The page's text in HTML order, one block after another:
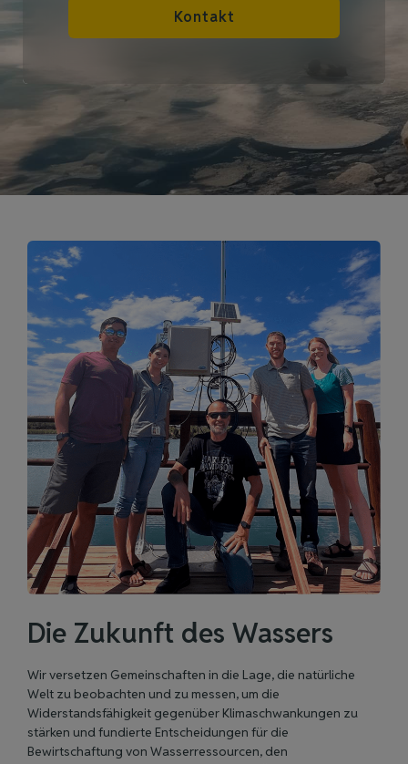
Kontakt
Die Zukunft des Wassers
Wir versetzen Gemeinschaften in die Lage, die natürliche
Welt zu beobachten und zu messen, um die
Widerstandsfähigkeit gegenüber Klimaschwankungen zu
stärken und fundierte Entscheidungen für die
Bewirtschaftung von Wasserressourcen, den